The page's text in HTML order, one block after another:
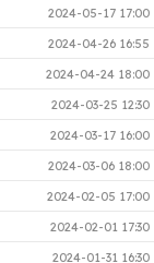
2024-05-17 17:00
2024-04-26 16:55
2024-04-24 18:00
2024-03-25 12:30
2024-03-17 16:00
2024-03-06 18:00
2024-02-05 17:00
2024-02-01 17:30
2024-01-31 16:30